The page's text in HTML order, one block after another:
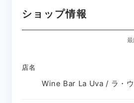
ショップ情報
店名
Wine Bar La Uva / ラ・